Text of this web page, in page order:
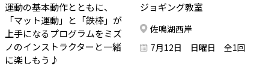
運動の基本動作とともに、
「マット運動」と「鉄棒」が
上手になるプログラムをミズ
ノのインストラクターと一緒
に楽しもう♪
ジョギング教室
佐鳴湖西岸
7月12日 日曜日 全1回